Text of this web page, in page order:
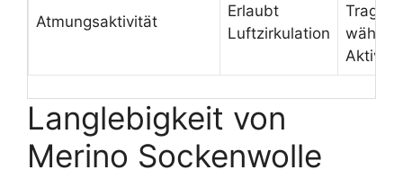
Atmungsaktivität
Erlaubt
Luftzirkulation
Langlebigkeit von
Merino Sockenwolle